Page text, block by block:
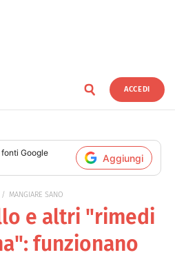
ACCEDI
Google
Aggiungi
MANGIARE SANO
e altri "rimedi
funzionano